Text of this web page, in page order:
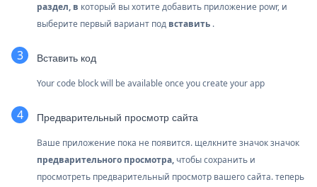
раздел, в который вы хотите добавить приложение powr, и
выберите первый вариант под вставить .
Вставить код
Your code block will be available once you create your app
Предварительный просмотр сайта
Ваше приложение пока не появится. щелкните значокзначок
предварительного просмотра, чтобы сохранить и
просмотреть предварительный просмотр вашего сайта. теперь